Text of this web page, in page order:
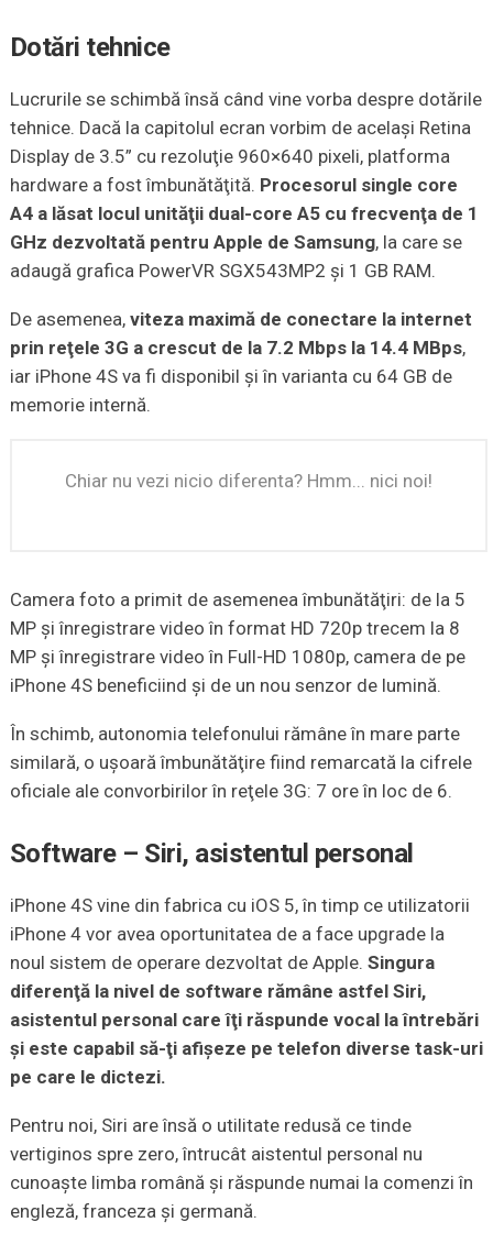
Dotări tehnice
Lucrurile se schimbă însă când vine vorba despre dotările
tehnice. Dacă la capitolul ecran vorbim de acelaşi Retina
Display de 3.5” cu rezoluţie 960×640 pixeli, platforma
hardware a fost îmbunătăţită. Procesorul single core
A4 a lăsat locul unităţii dual-core A5 cu frecvenţa de 1
GHz dezvoltată pentru Apple de Samsung, la care se
adaugă grafica PowerVR SGX543MP2 şi 1 GB RAM.
De asemenea, viteza maximă de conectare la internet
prin reţele 3G a crescut de la 7.2 Mbps la 14.4 MBps,
iar iPhone 4S va fi disponibil şi în varianta cu 64 GB de
memorie internă.
Chiar nu vezi nicio diferenta? Hmm... nici noi!
Camera foto a primit de asemenea îmbunătăţiri: de la 5
MP şi înregistrare video în format HD 720p trecem la 8
MP şi înregistrare video în Full-HD 1080p, camera de pe
iPhone 4S beneficiind şi de un nou senzor de lumină.
În schimb, autonomia telefonului rămâne în mare parte
similară, o uşoară îmbunătăţire fiind remarcată la cifrele
oficiale ale convorbirilor în reţele 3G: 7 ore în loc de 6.
Software – Siri, asistentul personal
iPhone 4S vine din fabrica cu iOS 5, în timp ce utilizatorii
iPhone 4 vor avea oportunitatea de a face upgrade la
noul sistem de operare dezvoltat de Apple. Singura
diferenţă la nivel de software rămâne astfel Siri,
asistentul personal care îţi răspunde vocal la întrebări
şi este capabil să-ţi afişeze pe telefon diverse task-uri
pe care le dictezi.
Pentru noi, Siri are însă o utilitate redusă ce tinde
vertiginos spre zero, întrucât aistentul personal nu
cunoaşte limba română şi răspunde numai la comenzi în
engleză, franceza şi germană.